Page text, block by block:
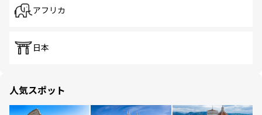
アフリカ
日本
人気スポット